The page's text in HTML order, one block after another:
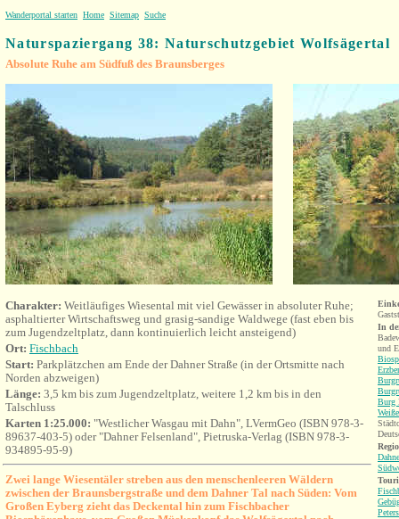
Wanderportal starten Home Sitemap Suche
Naturspaziergang 38: Naturschutzgebiet Wolfsägertal
Absolute Ruhe am Südfuß des Braunsberges
Charakter: Weitläufiges Wiesental mit viel Gewässerin absoluter Ruhe;
asphaltierter Wirtschaftsweg und grasig-sandige Waldwege (fast eben bis
zum Jugendzeltplatz, dann kontinuierlich leicht ansteigend)
Ort: Fischbach
Start: Parkplätzchen am Ende der Dahner Straße (in der Ortsmitte nach
Norden abzweigen)
Länge: 3,5 km bis zum Jugendzeltplatz, weitere 1,2 km bis in den
Talschluss
Karten 1:25.000: "Westlicher Wasgau mit Dahn", LVermGeo (ISBN 978-3-
89637-403-5) oder "Dahner Felsenland", Pietruska-Verlag (ISBN 978-3-
934895-95-9)
Zwei lange Wiesentäler streben aus den menschenleeren Wäldern
zwischen der Braunsbergstraße und dem Dahner Tal nach Süden: Vom
Großen Eyberg zieht das Deckental hin zum Fischbacher
In
und
Burg